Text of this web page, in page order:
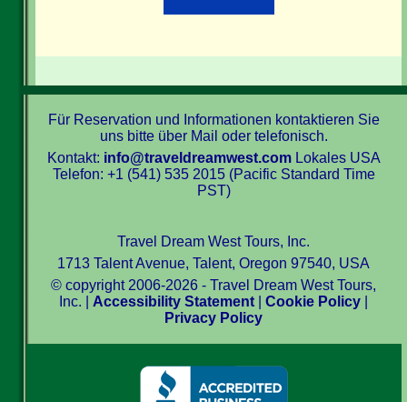
Für Reservation und Informationen kontaktieren Sie
uns bitte über Mail oder telefonisch.
Kontakt: info@traveldreamwest.comLokales USA
Telefon: +1 (541) 535 2015 (Pacific Standard Time
PST)
Travel Dream West Tours, Inc.
1713 Talent Avenue, Talent, Oregon 97540, USA
© copyright 2006-2026 - Travel Dream West Tours,
Inc. | Accessibility Statement |Cookie Policy
Privacy Policy